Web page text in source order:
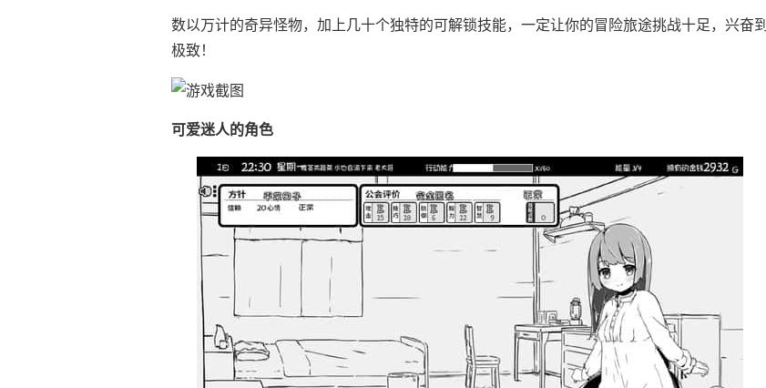
数以万计的奇异怪物，加上几十个独特的可解锁技能，一定让你的冒险旅途挑战十足，兴奋到
极致！
可爱迷人的角色